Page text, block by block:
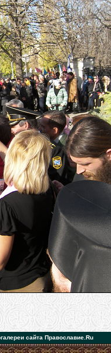
сайта Православие.Ru